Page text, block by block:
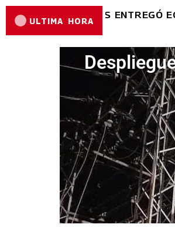
ULTIMA HORA
REYES REYES ENTREGÓ